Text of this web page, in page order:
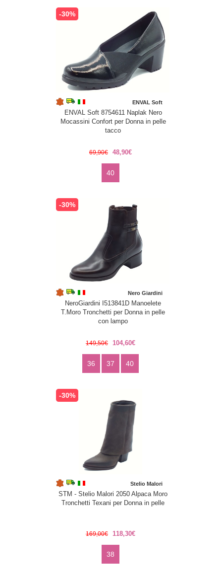
-30%
ENVAL Soft
ENVAL Soft 8754611 Naplak Nero
Mocassini Confort per Donna in pelle
tacco
69,90€ 48,90€
40
-30%
Nero Giardini
NeroGiardini I513841D Manoelete
T.Moro Tronchetti per Donna in pelle
con lampo
149,50€ 104,60€
36 37 40
-30%
Stelio Malori
STM - Stelio Malori 2050 Alpaca Moro
Tronchetti Texani per Donna in pelle
169,00€ 118,30€
38